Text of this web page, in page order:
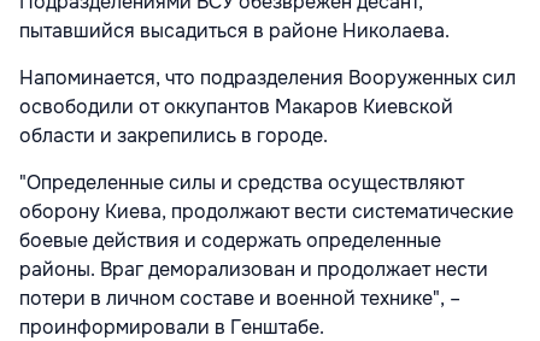
пытавшийся высадиться в районе Николаева.
Напоминается, что подразделения Вооруженных сил
освободили от оккупантов Макаров Киевской
области и закрепились в городе.
"Определенные силы и средства осуществляют
оборону Киева, продолжают вести систематические
боевые действия и содержать определенные
районы. Враг деморализован и продолжает нести
потери в личном составе и военной технике", –
проинформировали в Генштабе.